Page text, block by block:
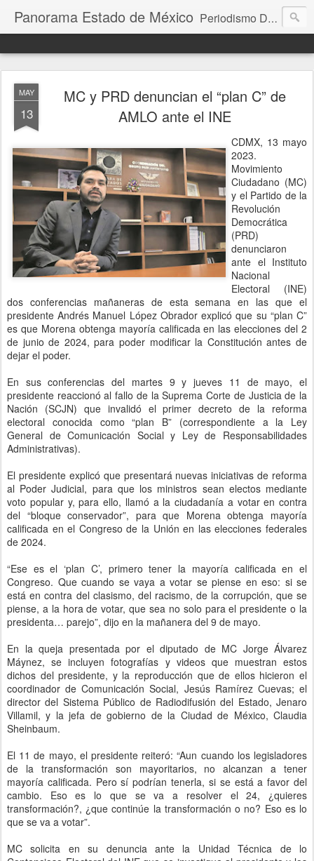
Panorama Estado de México Periodismo Digital
MAY
13
MC y PRD denuncian el “plan C” de
AMLO ante el INE
CDMX, 13 mayo
2023.
Movimiento
Ciudadano (MC)
y el Partido de la
Revolución
Democrática
(PRD)
denunciaron
ante el Instituto
Nacional
Electoral (INE)
dos conferencias mañaneras de esta semana en las que el
presidente Andrés Manuel López Obrador explicó que su “plan C”
es que Morena obtenga mayoría calificada en las elecciones del 2
de junio de 2024, para poder modificar la Constitución antes de
dejar el poder.
En sus conferencias del martes 9 y jueves 11 de mayo, el
presidente reaccionó al fallo de la Suprema Corte de Justicia de la
Nación (SCJN) que invalidó el primer decreto de la reforma
electoral conocida como “plan B” (correspondiente a la Ley
General de Comunicación Social y Ley de Responsabilidades
Administrativas).
El presidente explicó que presentará nuevas iniciativas de reforma
al Poder Judicial, para que los ministros sean electos mediante
voto popular y, para ello, llamó a la ciudadanía a votar en contra
del “bloque conservador”, para que Morena obtenga mayoría
calificada en el Congreso de la Unión en las elecciones federales
de 2024.
“Ese es el ‘plan C’, primero tener la mayoría calificada en el
Congreso. Que cuando se vaya a votar se piense en eso: si se
está en contra del clasismo, del racismo, de la corrupción, que se
piense, a la hora de votar, que sea no solo para el presidente o la
presidenta… parejo”, dijo en la mañanera del 9 de mayo.
En la queja presentada por el diputado de MC Jorge Álvarez
Máynez, se incluyen fotografías y videos que muestran estos
dichos del presidente, y la reproducción que de ellos hicieron el
coordinador de Comunicación Social, Jesús Ramírez Cuevas; el
director del Sistema Público de Radiodifusión del Estado, Jenaro
Villamil, y la jefa de gobierno de la Ciudad de México, Claudia
Sheinbaum.
El 11 de mayo, el presidente reiteró: “Aun cuando los legisladores
de la transformación son mayoritarios, no alcanzan a tener
mayoría calificada. Pero sí podrían tenerla, si se está a favor del
cambio. Eso es lo que se va a resolver el 24, ¿quieres
transformación?, ¿que continúe la transformación o no? Eso es lo
que se va a votar”.
MC solicita en su denuncia ante la Unidad Técnica de lo